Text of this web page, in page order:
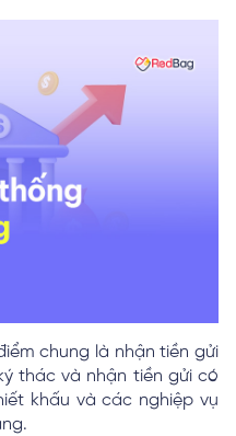
chung là nhận tiền gửi
thác và nhận tiền gửi có
khấu và các nghiệp vụ